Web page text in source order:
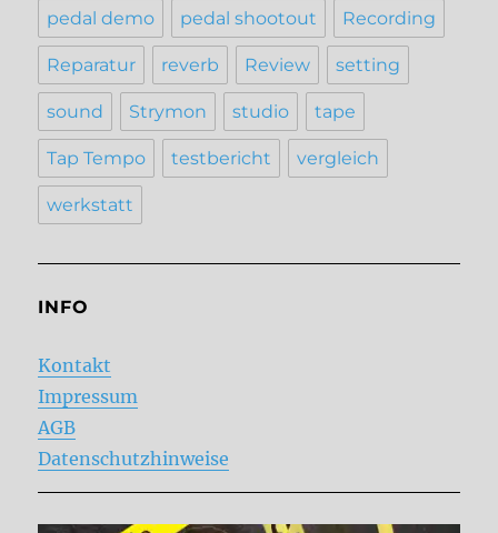
pedal demo pedal shootout Recording
Reparatur reverb Review setting
sound Strymon studio tape
Tap Tempo testbericht vergleich
werkstatt
INFO
Kontakt
Impressum
AGB
Datenschutzhinweise